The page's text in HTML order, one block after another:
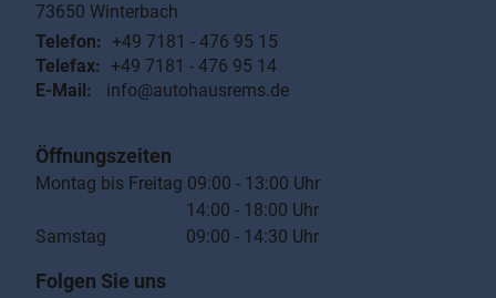
73650 Winterbach
Telefon: +49 7181 - 476 95 15
Telefax: +49 7181 - 476 95 14
E-Mail:
info@autohausrems.de
Öffnungszeiten
Montag bis Freitag 09:00 - 13:00 Uhr
14:00 - 18:00 Uhr
Samstag 09:00 - 14:30 Uhr
Folgen Sie uns